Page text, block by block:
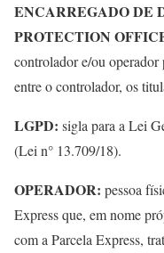
ENCARREGADO DE
PROTECTION
controlador e/ou operador
entre o controlador, os
LGPD: sigla para a Lei
(Lei n° 13.709/18).
OPERADOR: pessoa
Express que, em nome
com a Parcela Express,